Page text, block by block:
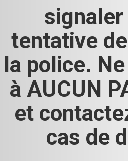
tentative
la police.
à AUCUN
et
cas de